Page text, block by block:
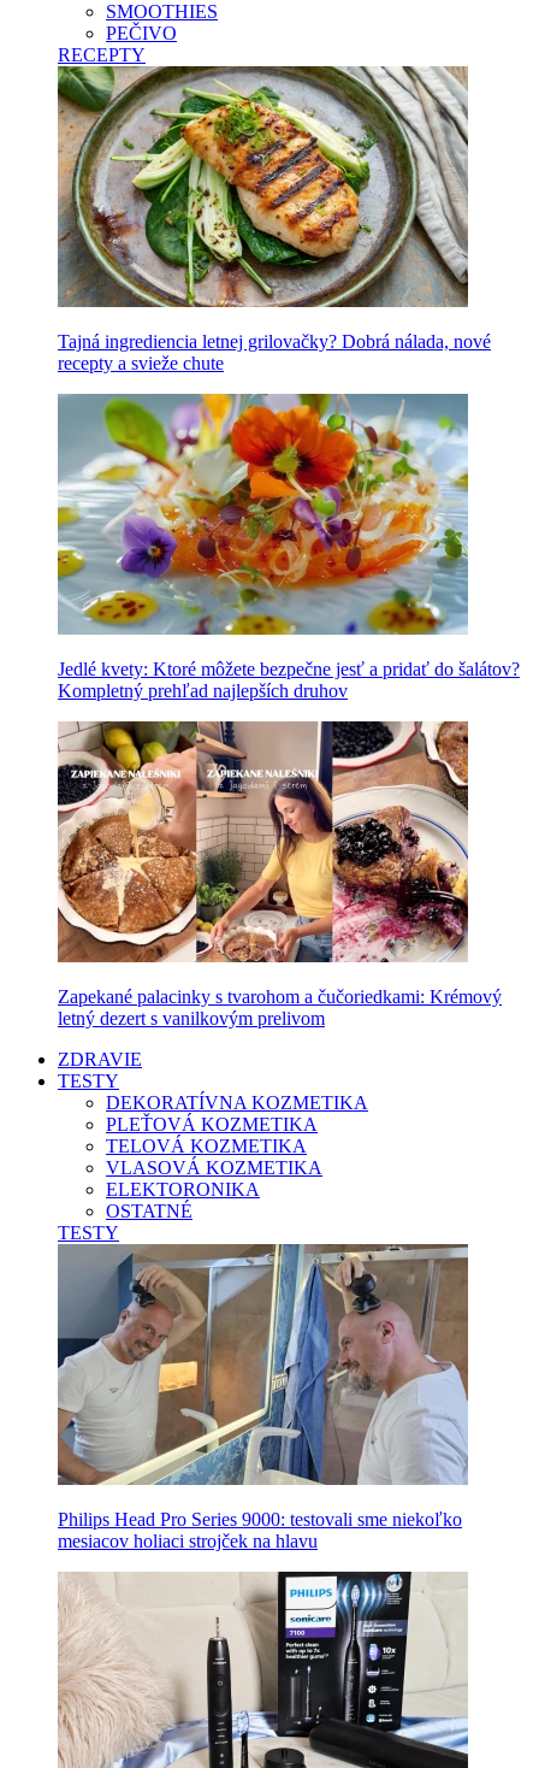
SMOOTHIES
PEČIVO
RECEPTY
Tajná ingrediencia letnej grilovačky? Dobrá nálada, nové
recepty a svieže chute
Jedlé kvety: Ktoré môžete bezpečne jesť a pridať do šalátov?
Kompletný prehľad najlepších druhov
Zapekané palacinky s tvarohom a čučoriedkami: Krémový
letný dezert s vanilkovým prelivom
ZDRAVIE
TESTY
DEKORATÍVNA KOZMETIKA
PLEŤOVÁ KOZMETIKA
TELOVÁ KOZMETIKA
VLASOVÁ KOZMETIKA
ELEKTORONIKA
OSTATNÉ
TESTY
Philips Head Pro Series 9000: testovali sme niekoľko
mesiacov holiaci strojček na hlavu